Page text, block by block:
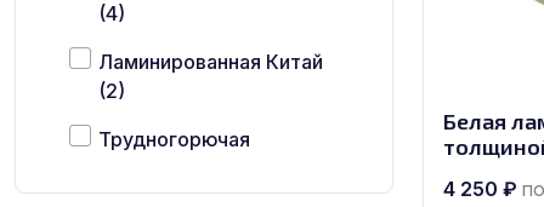
(4)
Ламинированная Китай
(2)
Трудногорючая
Белая
4 250 ₽